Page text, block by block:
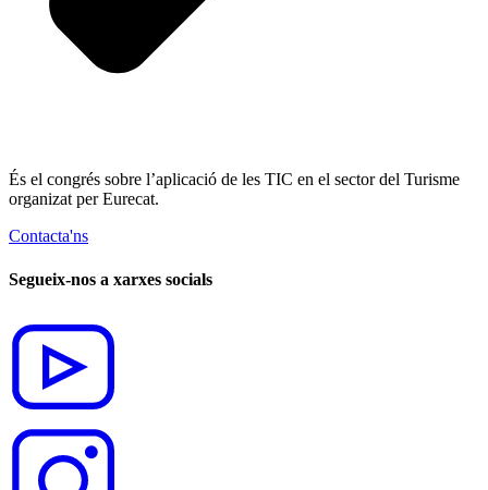
És el congrés sobre l’aplicació de les TIC en el sector del Turisme
organizat per Eurecat.
Contacta'ns
Segueix-nos a xarxes socials